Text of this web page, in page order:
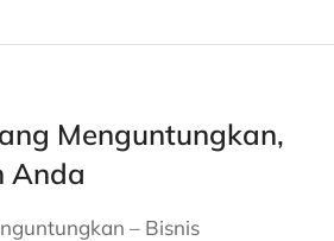
Menguntungkan,
Anda
– Bisnis